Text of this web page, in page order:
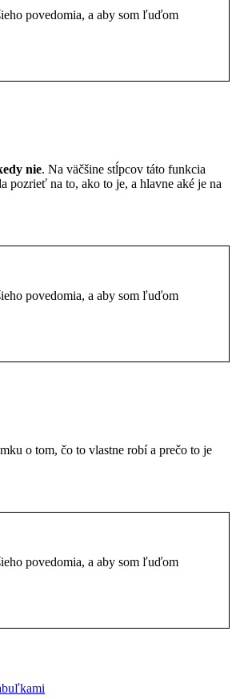
povedomia, a aby som ľuďom
nie. Na väčšine stĺpcov táto funkcia
pozrieť na to, ako to je, a hlavne aké je na
povedomia, a aby som ľuďom
o tom, čo to vlastne robí a prečo to je
povedomia, a aby som ľuďom